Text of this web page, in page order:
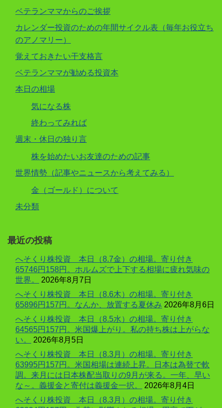
ベテランママからのご挨拶
カレンダー投資のための年間サイクル表（毎年お役立ち
のアノマリー）
覚えておきたい干支格言
ベテランママが勧める投資本
本日の相場
気になる株
終わってみれば
週末・休日の独り言
株を始めたいお友達のための記事
世界情勢（記事やニュースから考えてみる）
金（ゴールド）について
未分類
最近の投稿
へそくり株投資 本日（8.7金）の相場。寄り付き
65746円158円。ホルムズで上下する相場に疲れ気味の
世界。
2026年8月7日
へそくり株投資 本日（8.6木）の相場。寄り付き
65896円157円。なんか、放置する夏休み 2026年8月6日
へそくり株投資 本日（8.5水）の相場。寄り付き
64565円157円。米国爆上がり。私の持ち株は上がらな
い。
2026年8月5日
へそくり株投資 本日（8.3月）の相場。寄り付き
63995円157円。米国相場は連続上昇。日本は為替で軟
調。来月には日本株配当取りの9月が来る。一年、早い
な～。義援金と寄付は義援金一択。
2026年8月4日
へそくり株投資 本日（8.3月）の相場。寄り付き